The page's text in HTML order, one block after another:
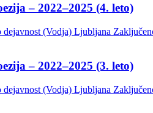
– 2022–2025 (4. leto)
dejavnost (Vodja) Ljubljana
– 2022–2025 (3. leto)
dejavnost (Vodja) Ljubljana